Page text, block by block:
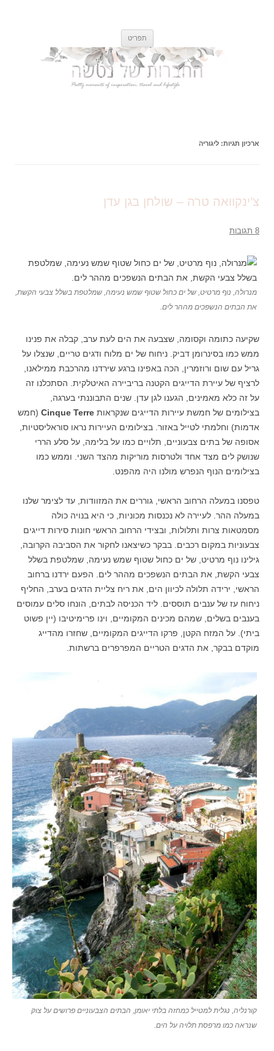
תפריט
ארכיון תגיות: ליגוריה
צ’ינקוואה טרה – שולחן בגן עדן
8 תגובות
מנרולה, נוף מרטיט, של ים כחול שטוף שמש נעימה, שמלטפת בשלל צבעי הקשת,
את הבתים הנשפכים מההר לים.
שקיעה כתומה וקסומה, שצבעה את הים לעת ערב, קבלה את פנינו
ממש כמו בסינרומן דביק. ניחוח של ים מלוח ודגים טריים, שנצלו על
גריל עם שום ורוזמרין, הכה באפינו ברגע שירדנו מהרכבת ממילאנו,
לרציף של עיירת הדייגים הקטנה בריביירה האיטלקית. הסתכלנו זה
על זה כלא מאמינים, הגענו לגן עדן. שנים התבוננתי בערגה,
בצילומים של חמשת עיירות הדייגים שנקראות Cinque Terre (חמש
אדמות) וחלמתי לטייל באזור. בצילומים העיירות נראו סוראליסטיות,
אסופה של בתים צבעוניים, תלויים כמו על בלימה, על סלע הררי
שנושק לים מצד אחד ולטרסות מוריקות מהצד השני. וממש כמו
בצילומים הנוף הנפרש מולנו היה מהפנט.
טפסנו במעלה הרחוב הראשי, גוררים את המזוודות, עד לצימר שלנו
במעלה ההר. לעיירה לא נכנסות מכוניות, כי היא בנויה כולה
מסמטאות צרות ותלולות, ובצידי הרחוב הראשי חונות סירות דייגים
צבעוניות במקום רכבים. בבקר כשיצאנו לחקור את הסביבה הקרובה,
גילינו נוף מרטיט, של ים כחול שטוף שמש נעימה, שמלטפת בשלל
צבעי הקשת, את הבתים הנשפכים מההר לים. הפעם ירדנו ברחוב
הראשי, ירידה תלולה לכיוון הים, את ריח צליית הדגים בערב, החליף
ניחוח עז של ענבים תוססים. ליד הכניסה לבתים, הונחו סלים עמוסים
בענבים בשלים, שמהם מכינים המקומיים, וינו פרימיטיבו (יין פשוט
ביתי). על המזח הקטן, פרקו הדייגים המקומיים, שחזרו מהדייג
מוקדם בבקר, את הדגים הטריים המפרפרים ברשתות.
קורנליה, נגלית למטייל כמחזה בלתי יאומן, הבתים הצבעוניים פרושים על צוק
שנראה כמו מרפסת תלויה על הים.